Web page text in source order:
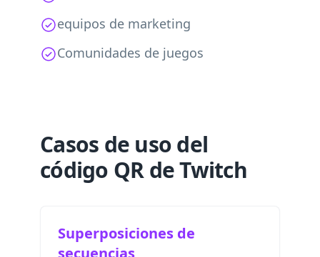
equipos de marketing
Comunidades de juegos
Casos de uso del
código QR de Twitch
Superposiciones de
secuencias